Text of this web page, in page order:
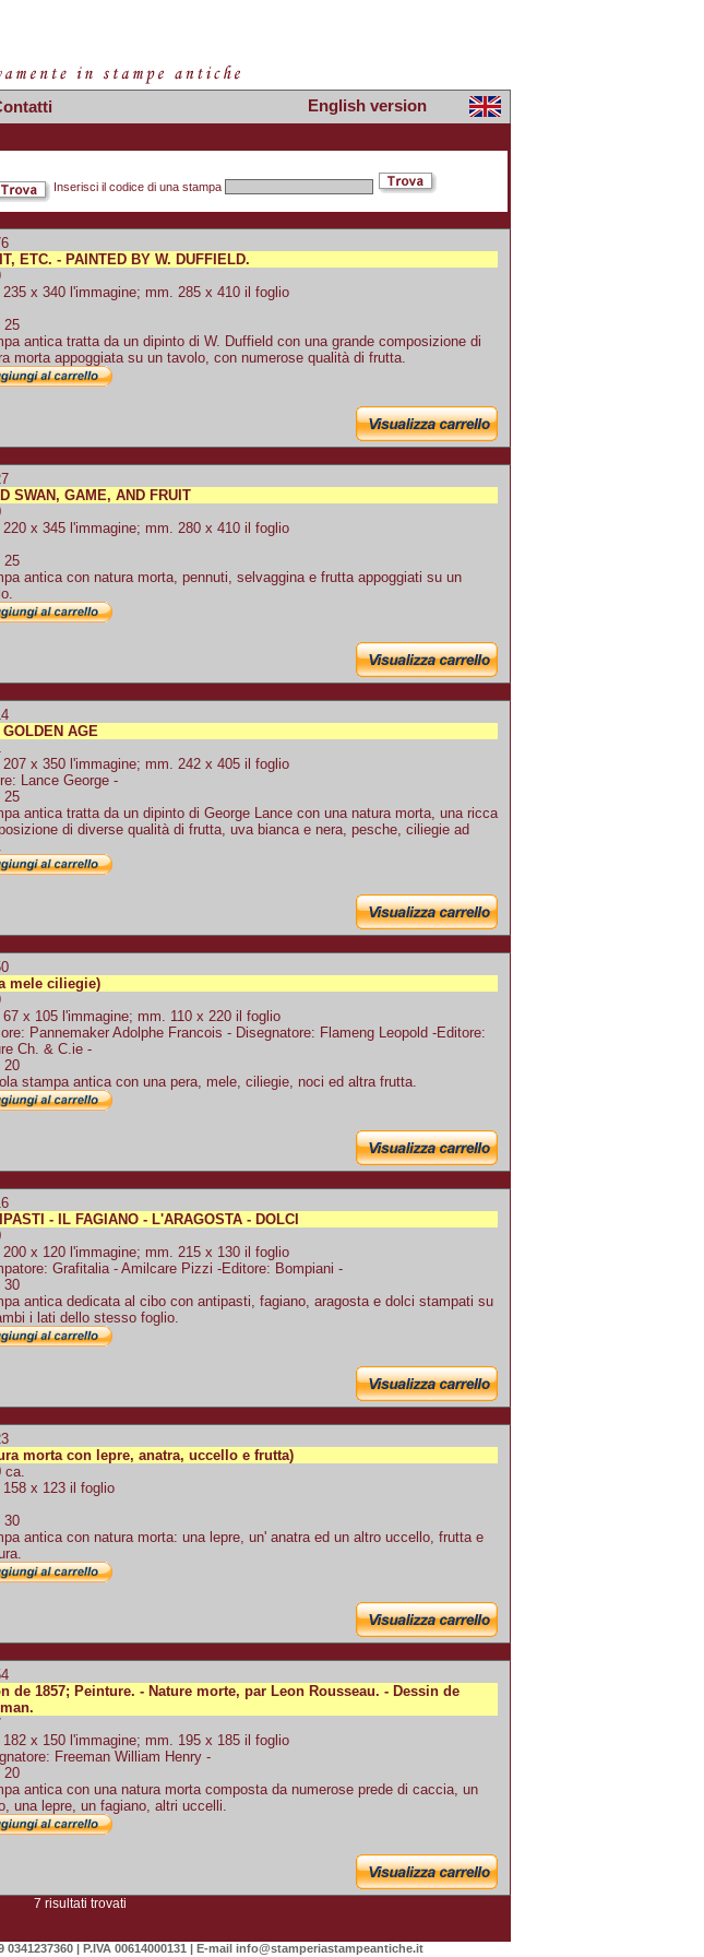
English version
Inserisci il codice di una stampa
ETC. - PAINTED BY W. DUFFIELD.
235 x 340 l'immagine; mm. 285 x 410 il foglio
25
antica tratta da un dipinto di W. Duffield con una grande composizione di
morta appoggiata su un tavolo, con numerose qualità di frutta.
SWAN, GAME, AND FRUIT
220 x 345 l'immagine; mm. 280 x 410 il foglio
25
antica con natura morta, pennuti, selvaggina e frutta appoggiati su un
GOLDEN AGE
207 x 350 l'immagine; mm. 242 x 405 il foglio
Lance George -
25
antica tratta da un dipinto di George Lance con una natura morta, una ricca
di diverse qualità di frutta, uva bianca e nera, pesche, ciliegie ad
mele ciliegie)
67 x 105 l'immagine; mm. 110 x 220 il foglio
Pannemaker Adolphe Francois - Disegnatore: Flameng Leopold -Editore:
Ch. & C.ie -
20
stampa antica con una pera, mele, ciliegie, noci ed altra frutta.
- IL FAGIANO - L'ARAGOSTA - DOLCI
200 x 120 l'immagine; mm. 215 x 130 il foglio
Grafitalia - Amilcare Pizzi -Editore: Bompiani -
30
antica dedicata al cibo con antipasti, fagiano, aragosta e dolci stampati su
i lati dello stesso foglio.
morta con lepre, anatra, uccello e frutta)
ca.
158 x 123 il foglio
30
antica con natura morta: una lepre, un' anatra ed un altro uccello, frutta e
de 1857; Peinture. - Nature morte, par Leon Rousseau. - Dessin de
182 x 150 l'immagine; mm. 195 x 185 il foglio
Freeman William Henry -
20
antica con una natura morta composta da numerose prede di caccia, un
una lepre, un fagiano, altri uccelli.
7 risultati trovati
| P.IVA 00614000131 | E-mail info@stamperiastampeantiche.it